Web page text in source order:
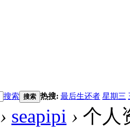
搜索 搜索 热搜: 最后生还者 星期三
› seapipi › 个人